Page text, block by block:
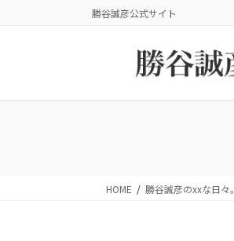
勝谷誠彦公式サイト
HOME 勝谷誠彦のxxな日々。